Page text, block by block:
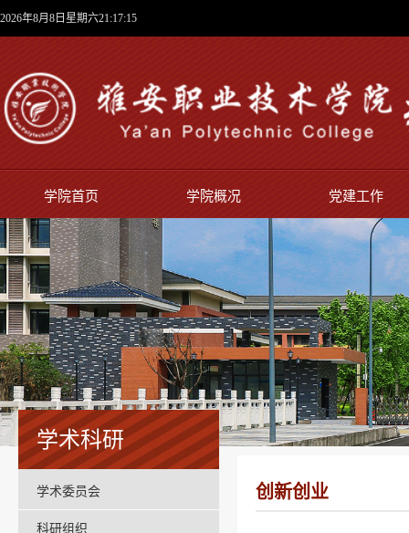
2026年8月8日星期六21:17:15
学院首页 学院概况 党建工作
学术科研
学术委员会
科研组织
创新创业